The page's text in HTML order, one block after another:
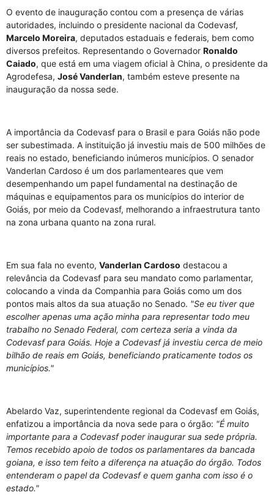
O evento de inauguração contou com a presença de várias
autoridades, incluindo o presidente nacional da Codevasf,
Marcelo Moreira, deputados estaduais e federais, bem como
diversos prefeitos. Representando o Governador Ronaldo
Caiado, que está em uma viagem oficial à China, o presidente da
Agrodefesa, José Vanderlan, também esteve presente na
inauguração da nossa sede.
A importância da Codevasf para o Brasil e para Goiás não pode
ser subestimada. A instituição já investiu mais de 500 milhões de
reais no estado, beneficiando inúmeros municípios. O senador
Vanderlan Cardoso é um dos parlamenteares que vem
desempenhando um papel fundamental na destinação de
máquinas e equipamentos para os municípios do interior de
Goiás, por meio da Codevasf, melhorando a infraestrutura tanto
na zona urbana quanto na zona rural.
Em sua fala no evento, Vanderlan Cardoso destacou a
relevância da Codevasf para seu mandato como parlamentar,
colocando a vinda da Companhia para Goiás como um dos
pontos mais altos da sua atuação no Senado. "Se eu tiver que
escolher apenas uma ação minha para representar todo meu
trabalho no Senado Federal, com certeza seria a vinda da
Codevasf para Goiás. Hoje a Codevasf já investiu cerca de meio
bilhão de reais em Goiás, beneficiando praticamente todos os
municípios."
Abelardo Vaz, superintendente regional da Codevasf em Goiás,
enfatizou a importância da nova sede para o órgão: "É muito
importante para a Codevasf poder inaugurar sua sede própria.
Temos recebido apoio de todos os parlamentares da bancada
goiana, e isso tem feito a diferença na atuação do órgão. Todos
entenderam o papel da Codevasf e quem ganha com isso é o
estado."